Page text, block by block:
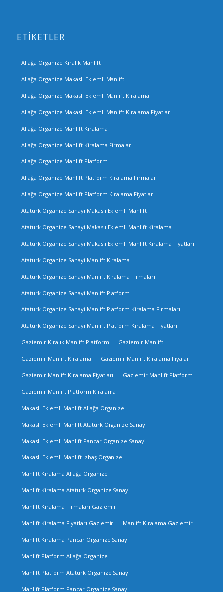
ETIKETLER
Aliağa Organize Kiralık Manlift
Aliağa Organize Makaslı Eklemli Manlift
Aliağa Organize Makaslı Eklemli Manlift Kiralama
Aliağa Organize Makaslı Eklemli Manlift Kiralama Fiyatları
Aliağa Organize Manlift Kiralama
Aliağa Organize Manlift Kiralama Firmaları
Aliağa Organize Manlift Platform
Aliağa Organize Manlift Platform Kiralama Firmaları
Aliağa Organize Manlift Platform Kiralama Fiyatları
Atatürk Organize Sanayi Makaslı Eklemli Manlift
Atatürk Organize Sanayi Makaslı Eklemli Manlift Kiralama
Atatürk Organize Sanayi Makaslı Eklemli Manlift Kiralama Fiyatları
Atatürk Organize Sanayi Manlift Kiralama
Atatürk Organize Sanayi Manlift Kiralama Firmaları
Atatürk Organize Sanayi Manlift Platform
Atatürk Organize Sanayi Manlift Platform Kiralama Firmaları
Atatürk Organize Sanayi Manlift Platform Kiralama Fiyatları
Gaziemir Kiralık Manlift Platform Gaziemir Manlift
Gaziemir Manlift Kiralama Gaziemir Manlift Kiralama Fiyaları
Gaziemir Manlift Kiralama Fiyatları Gaziemir Manlift Platform
Gaziemir Manlift Platform Kiralama
Makaslı Eklemli Manlift Aliağa Organize
Makaslı Eklemli Manlift Atatürk Organize Sanayi
Makaslı Eklemli Manlift Pancar Organize Sanayi
Makaslı Eklemli Manlift İzbaş Organize
Manlift Kiralama Aliağa Organize
Manlift Kiralama Atatürk Organize Sanayi
Manlift Kiralama Firmaları Gaziemir
Manlift Kiralama Fiyatları Gaziemir Manlift Kiralama Gaziemir
Manlift Kiralama Pancar Organize Sanayi
Manlift Platform Aliağa Organize
Manlift Platform Atatürk Organize Sanayi
Manlift Platform Pancar Organize Sanayi